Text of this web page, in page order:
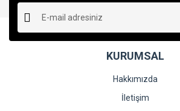
Ürün resmi kalitesiz, bozuk veya
Ürün açıklamasında eksik bilgiler
Ürün bilgilerinde hatalar bulunuyor.
Ürün fiyatı diğer sitelerden daha pahalı.
KURUMSAL
Hakkımızda
İletişim